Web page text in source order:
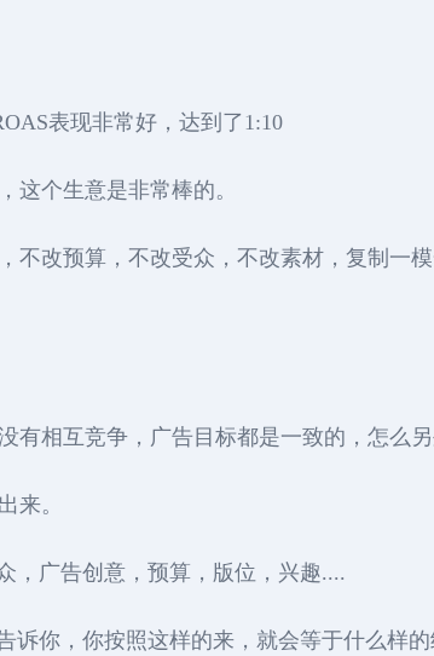
表现非常好，达到了1:10
这个生意是非常棒的。
不改预算，不改受众，不改素材，复制一
有相互竞争，广告目标都是一致的，怎么
来。
，广告创意，预算，版位，兴趣....
诉你，你按照这样的来，就会等于什么样